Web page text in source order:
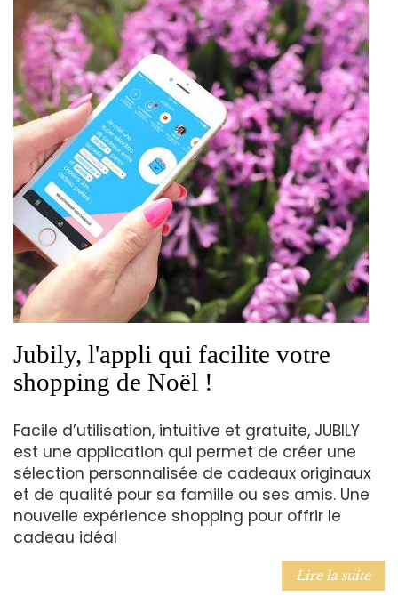
Jubily, l'appli qui facilite votre
shopping de Noël !
Facile d’utilisation, intuitive et gratuite, JUBILY
est une application qui permet de créer une
sélection personnalisée de cadeaux originaux
et de qualité pour sa famille ou ses amis. Une
nouvelle expérience shopping pour offrir le
cadeau idéal
Lire la suite